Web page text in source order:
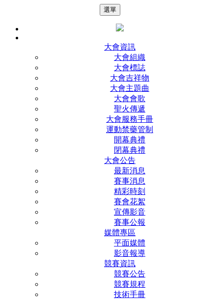
選單
大會資訊
大會組織
大會標誌
大會吉祥物
大會主題曲
大會會歌
聖火傳遞
大會服務手冊
運動禁藥管制
開幕典禮
閉幕典禮
大會公告
最新消息
賽事消息
精彩時刻
賽會花絮
宣傳影音
賽事公報
媒體專區
平面媒體
影音報導
競賽資訊
競賽公告
競賽規程
技術手冊